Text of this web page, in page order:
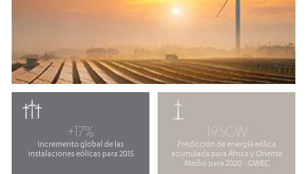
+17%
Incremento global de las
instalaciones eólicas para 2015
19.5GW
Predicción de energía eólica
acumulada para África y Oriente
Medio para 2020 - GWEC